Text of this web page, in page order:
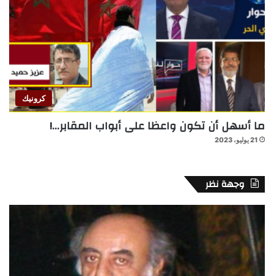
كرونيك
ما أسهل أن تكون واعظا على أبواب المقابر…!
21 يوليو، 2023
وجهة نظر